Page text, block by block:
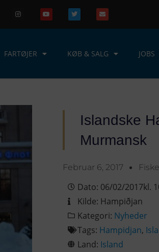
FARTØJER KØB & SALG JOBS
Islandske
Murmansk
Februar 6, 2017
Dato: 06/02/2017kl.
Kilde: Hampiðjan
Kategori: Nyheder
Tags: Hampidjan,
Land: Island